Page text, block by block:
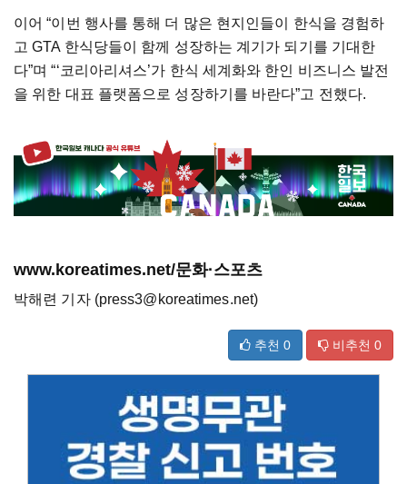
이어 “이번 행사를 통해 더 많은 현지인들이 한식을 경험하
고 GTA 한식당들이 함께 성장하는 계기가 되기를 기대한
다”며 “‘코리아리셔스’가 한식 세계화와 한인 비즈니스 발전
을 위한 대표 플랫폼으로 성장하기를 바란다”고 전했다.
www.koreatimes.net/문화·스포츠
박해련 기자 (press3@koreatimes.net)
추천 0 비추천 0